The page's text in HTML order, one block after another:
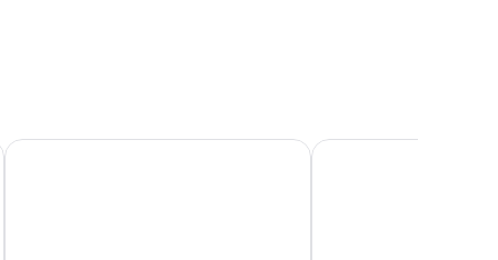
Hampton By Hilton Malaga Martiricosibis budget Malaga